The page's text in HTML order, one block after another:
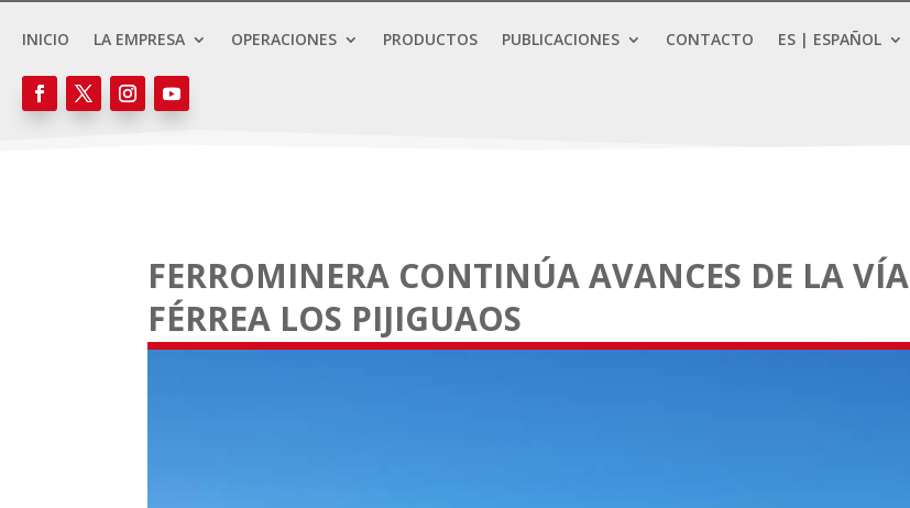
INICIO LA EMPRESA OPERACIONES PRODUCTOS PUBLICACIONES CONTACTO ES | ESPAÑOL
FERROMINERA CONTINÚA AVANCES DE LA VÍA
FÉRREA LOS PIJIGUAOS